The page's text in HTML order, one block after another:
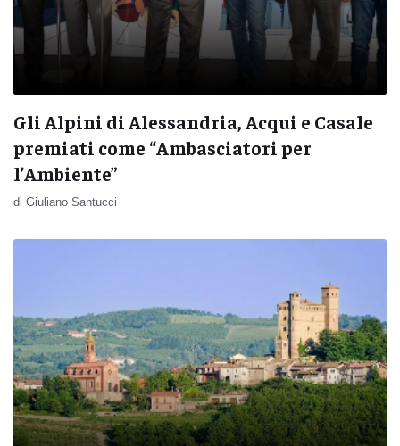
Gli Alpini di Alessandria, Acqui e Casale
premiati come “Ambasciatori per
l’Ambiente”
di Giuliano Santucci